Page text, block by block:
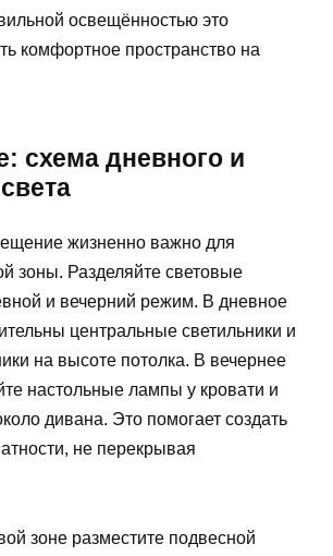
освещённостью это
комфортное пространство на
схема дневного и
жизненно важно для
зоны. Разделяйте световые
и вечерний режим. В дневное
центральные светильники и
на высоте потолка. В вечернее
настольные лампы у кровати и
дивана. Это помогает создать
не перекрывая
зоне разместите подвесной